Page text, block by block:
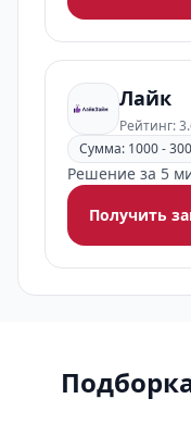
Лайк
Рейтинг:
Сумма: 1000 -
Решение за 5
Получить